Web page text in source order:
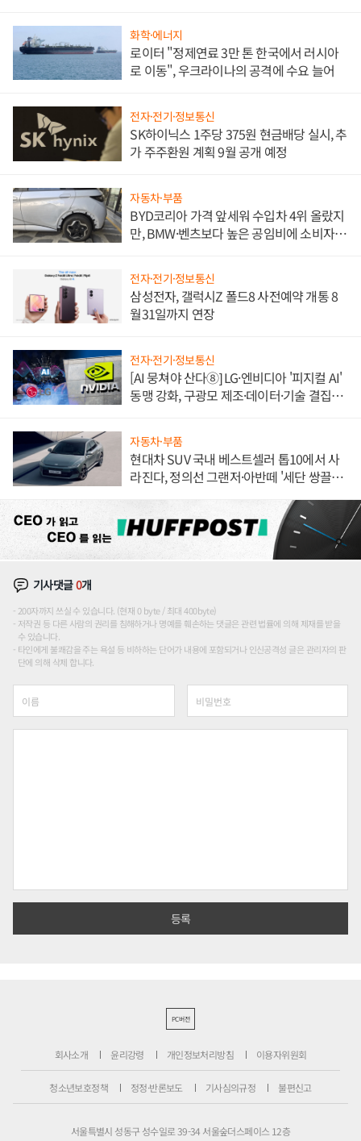
화학·에너지
로이터 "정제연료 3만 톤 한국에서 러시아
로 이동", 우크라이나의 공격에 수요 늘어
전자·전기·정보통신
SK하이닉스 1주당 375원 현금배당 실시, 추
가 주주환원 계획 9월 공개 예정
자동차·부품
BYD코리아 가격 앞세워 수입차 4위 올랐지
만, BMW·벤츠보다 높은 공임비에 소비자
전자·전기·정보통신
삼성전자, 갤럭시Z 폴드8 사전예약 개통 8
월31일까지 연장
전자·전기·정보통신
[AI 뭉쳐야 산다⑧] LG·엔비디아 '피지컬 AI'
동맹 강화, 구광모 제조·데이터·기술 결집
자동차·부품
현대차 SUV 국내 베스트셀러 톱10에서 사
라진다, 정의선 그랜저·아반떼 '세단 쌍끌
기사댓글0개
200자까지 쓰실 수 있습니다. (현재 0 byte / 최대 400byte)
저작권 등 다른 사람의 권리를 침해하거나 명예를 훼손하는 댓글은 관련 법률에 의해 제재를 받을
수 있습니다.
타인에게 불쾌감을 주는 욕설 등 비하하는 단어가 내용에 포함되거나 인신공격성 글은 관리자의 판
단에 의해 삭제 합니다.
PC버전
회사소개 윤리강령 개인정보처리방침 이용자위원회
청소년보호정책 정정·반론보도 기사심의규정 불편신고
서울특별시 성동구 성수일로 39-34 서울숲더스페이스 12층